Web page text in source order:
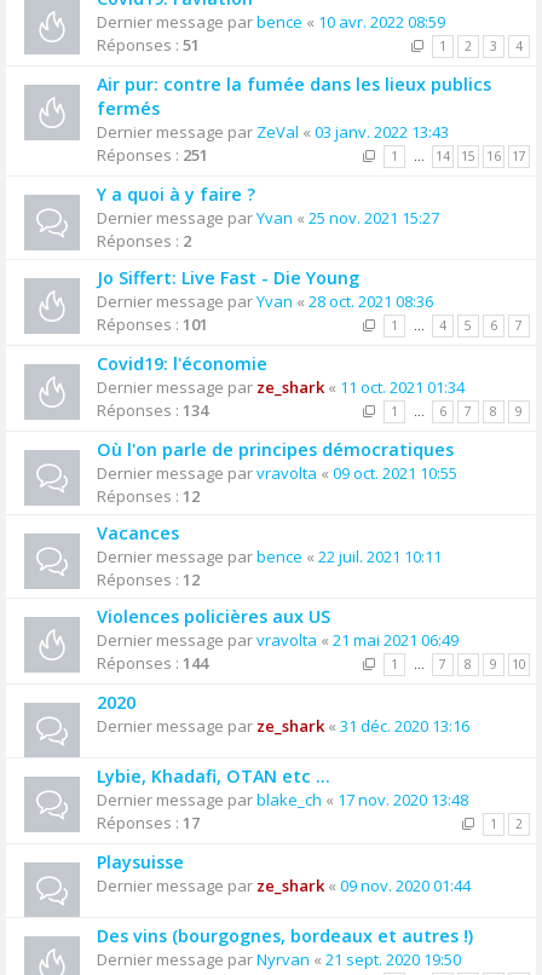
Dernier message parbence « 10 avr. 2022 08:59
Réponses : 51 1 2 3 4
Air pur: contre la fumée dans les lieux publics
fermés
Dernier message par ZeVal « 03 janv. 2022 13:43
Réponses : 251 1 … 14 15 16 17
Y a quoi à y faire ?
Dernier message parYvan « 25 nov. 2021 15:27
Réponses : 2
Jo Siffert: Live Fast - Die Young
Dernier message parYvan « 28 oct. 2021 08:36
Réponses : 101 1 … 4 5 6 7
Covid19: l'économie
Dernier message par ze_shark« 11 oct. 2021 01:34
Réponses : 134 1 … 6 7 8 9
Où l'on parle de principes démocratiques
Dernier message parvravolta « 09 oct. 2021 10:55
Réponses : 12
Vacances
Dernier message parbence « 22 juil. 2021 10:11
Réponses : 12
Violences policières aux US
Dernier message parvravolta « 21 mai 2021 06:49
Réponses : 144 1 … 7 8 9 10
2020
Dernier message par ze_shark« 31 déc. 2020 13:16
Lybie, Khadafi, OTAN etc ...
Dernier message parblake_ch « 17 nov. 2020 13:48
Réponses : 17 1 2
Playsuisse
Dernier message par ze_shark« 09 nov. 2020 01:44
Des vins (bourgognes, bordeaux et autres !)
Dernier message parNyrvan « 21 sept. 2020 19:50